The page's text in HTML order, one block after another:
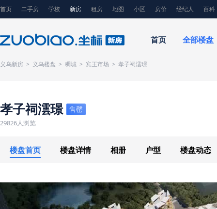
首页 二手房 学校 新房 租房 地图 小区 房价 经纪人 百科
首页 全部楼盘
义乌新房 > 义乌楼盘 > 稠城 > 宾王市场 > 孝子祠澐璟
孝子祠澐璟 售罄
29826人浏览
楼盘首页 楼盘详情 相册 户型 楼盘动态